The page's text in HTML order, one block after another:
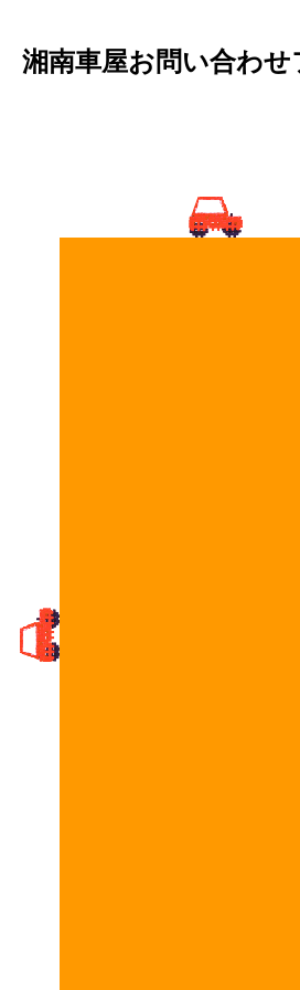
湘南車屋お問い合わせ